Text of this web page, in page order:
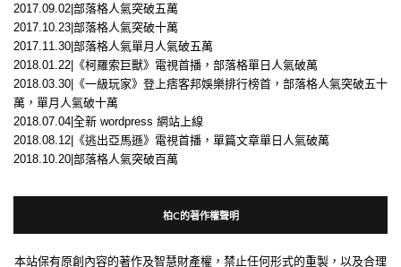
2017.09.02|部落格人氣突破五萬
2017.10.23|部落格人氣突破十萬
2017.11.30|部落格人氣單月人氣破五萬
2018.01.22|《柯羅索巨獸》電視首播，部落格單日人氣破萬
2018.03.30|《一級玩家》登上痞客邦娛樂排行榜首，部落格人氣突破五十
萬，單月人氣破十萬
2018.07.04|全新 wordpress 網站上線
2018.08.12|《逃出亞馬遜》電視首播，單篇文章單日人氣破萬
2018.10.20|部落格人氣突破百萬
柏C的著作權聲明
本站保有原創內容的著作及智慧財產權，禁止任何形式的重製，以及合理